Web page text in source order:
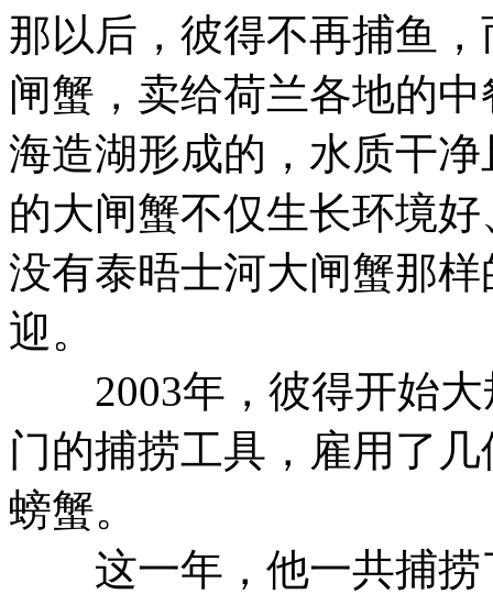
那以后，彼得不再捕鱼
闸蟹，卖给荷兰各地的
海造湖形成的，水质干
的大闸蟹不仅生长环境
没有泰晤士河大闸蟹那
迎。
2003年，彼得开始大
门的捕捞工具，雇用了
螃蟹。
这一年，他一共捕捞